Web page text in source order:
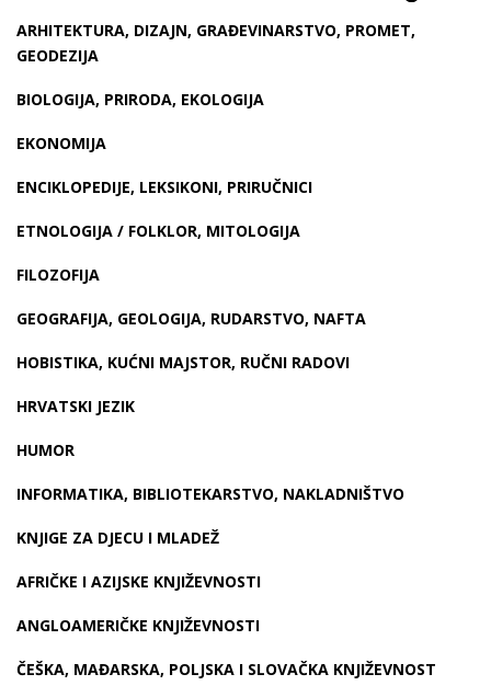
ARHITEKTURA, DIZAJN, GRAĐEVINARSTVO, PROMET,
GEODEZIJA
BIOLOGIJA, PRIRODA, EKOLOGIJA
EKONOMIJA
ENCIKLOPEDIJE, LEKSIKONI, PRIRUČNICI
ETNOLOGIJA / FOLKLOR, MITOLOGIJA
FILOZOFIJA
GEOGRAFIJA, GEOLOGIJA, RUDARSTVO, NAFTA
HOBISTIKA, KUĆNI MAJSTOR, RUČNI RADOVI
HRVATSKI JEZIK
HUMOR
INFORMATIKA, BIBLIOTEKARSTVO, NAKLADNIŠTVO
KNJIGE ZA DJECU I MLADEŽ
AFRIČKE I AZIJSKE KNJIŽEVNOSTI
ANGLOAMERIČKE KNJIŽEVNOSTI
ČEŠKA, MAĐARSKA, POLJSKA I SLOVAČKA KNJIŽEVNOST